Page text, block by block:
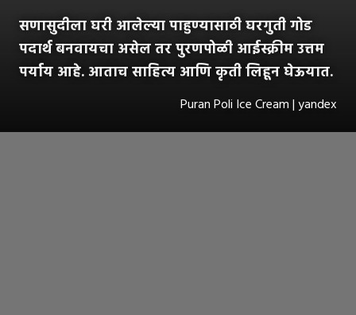
सणासुदीला घरी आलेल्या पाहुण्यासाठी घरगुती गोड
पदार्थ बनवायचा असेल तर पुरणपोळी आईस्क्रीम उत्तम
पर्याय आहे. आताच साहित्य आणि कृती लिहून घेऊयात.
Puran Poli Ice Cream | yandex